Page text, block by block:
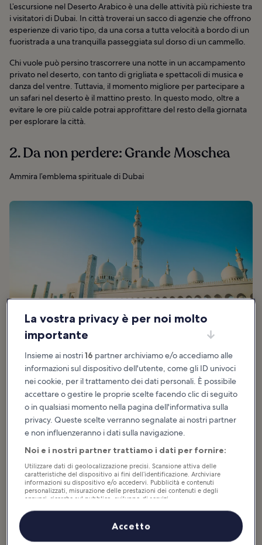
L’escursione nel Deserto Arabico è una delle attività più richieste tra
i visitatori di Dubai. In città troverai un sacco di agenzie che offrono
esperienze di vario tipo, da una corsa a tutta velocità a bordo di un
fuoristrada a una tranquilla passeggiata sul dorso di un cammello.
Chi vuole può persino trascorrere una notte in un accampamento
privato nel deserto, con tanto di grigliata e spettacoli di musica e
danza del ventre. Tuttavia, il momento migliore per partecipare a
un safari nel deserto è il mattino presto. In questo modo, oltre a
evitare le ore più calde potrai approfittare del resto della giornata
per esplorare la città.
2. Da non perdere: Grande Moschea
Ammira l’emblema spirituale di Dubai
Ideale per:Storia, Foto
La Grande Moschea di Bur Dubai è famosa per lo straordinario
numero di cupole (45 piccole e 9 grandi) e per il gigantesco
minareto che, con 70 metri di altezza, è il più alto della città. Ogni
sole.
La Grande Moschea è una delle attrazioni più riconoscibili della
evitare le ore più calde della giornata.
Posizione:Ali Bin Abi Taleb Street, Dubai, Emirati Arabi Uniti
La vostra privacy è per noi molto
importante
Insieme ai nostri16 partner archiviamo e/o accediamo alle
informazioni sul dispositivo dell'utente, come gli ID univoci
nei cookie, per il trattamento dei dati personali. È possibile
accettare o gestire le proprie scelte facendo clic di seguito
o in qualsiasi momento nella pagina dell'informativa sulla
privacy. Queste scelte verranno segnalate ai nostri partner
e non influenzeranno i dati sulla navigazione.
Noi e i nostri partner trattiamo i dati per fornire:
Utilizzare dati di geolocalizzazione precisi. Scansione attiva delle
caratteristiche del dispositivo ai fini dell’identificazione. Archiviare
informazioni su dispositivo e/o accedervi. Pubblicità e contenuti
personalizzati, misurazione delle prestazioni dei contenuti e degli
annunci, ricerche sul pubblico, sviluppo di servizi.
Elenco dei partner (fornitori)
Accetto